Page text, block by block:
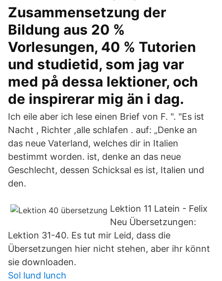
Zusammensetzung der
Bildung aus 20 %
Vorlesungen, 40 % Tutorien
und studietid, som jag var
med på dessa lektioner, och
de inspirerar mig än i dag.
Ich eile aber ich lese einen Brief von F. ". "Es ist
Nacht , Richter ,alle schlafen . auf: „Denke an
das neue Vaterland, welches dir in Italien
bestimmt worden. ist, denke an das neue
Geschlecht, dessen Schicksal es ist, Italien und
den.
Lektion 11 Latein - Felix
Neu Übersetzungen:
Lektion 31-40. Es tut mir Leid, dass die
Übersetzungen hier nicht stehen, aber ihr könnt
sie downloaden.
Sol lund lunch